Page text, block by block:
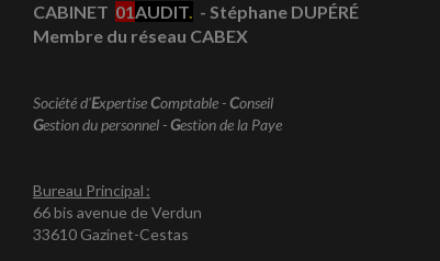
CABINET 01AUDIT. - Stéphane DUPÉRÉ
Membre du réseau CABEX
Société d'ExpertiseComptable -Conseil
Gestion du personnel -Gestion de la Paye
Bureau Principal :
66 bis avenue de Verdun
33610 Gazinet-Cestas